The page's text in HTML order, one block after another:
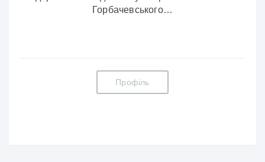
Горбачевського…
Профіль